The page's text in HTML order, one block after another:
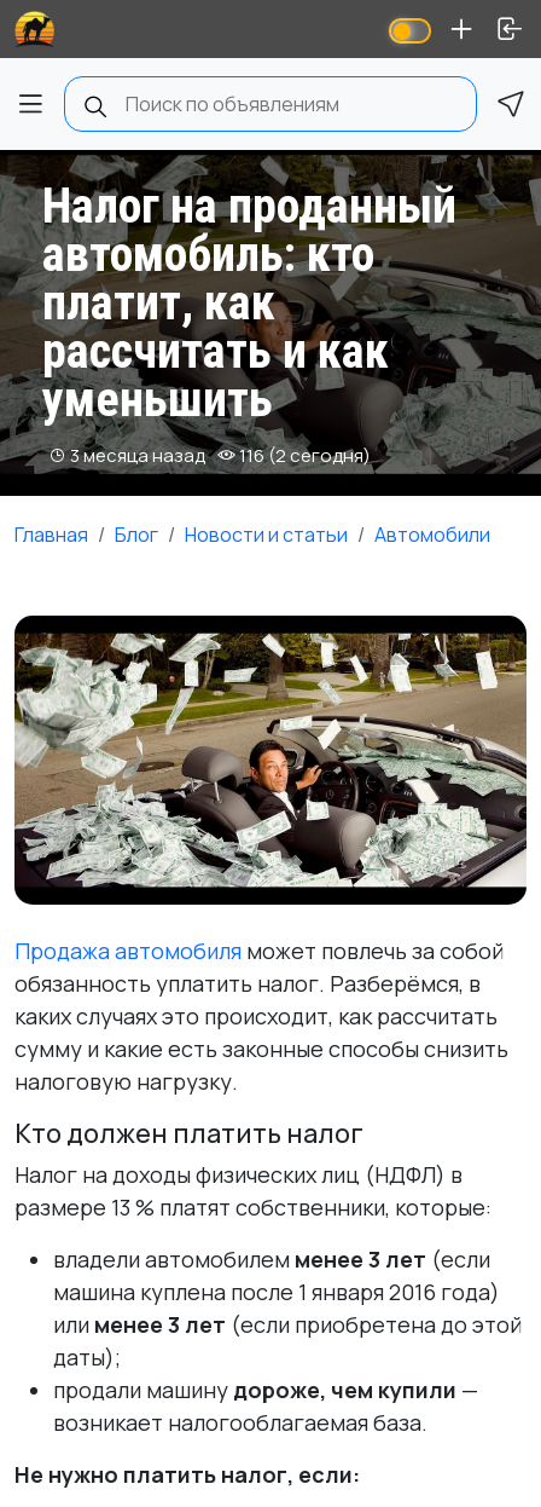
Налог на проданный
автомобиль: кто
платит, как
рассчитать и как
уменьшить
3 месяца назад 116 (2 сегодня)
Главная Блог Новости и статьи Автомобили
Продажа автомобиля может повлечь за собой
обязанность уплатить налог. Разберёмся, в
каких случаях это происходит, как рассчитать
сумму и какие есть законные способы снизить
налоговую нагрузку.
Кто должен платить налог
Налог на доходы физических лиц (НДФЛ) в
размере 13 % платят собственники, которые:
владели автомобилем менее 3 лет (если
машина куплена после 1 января 2016 года)
или менее 3 лет (если приобретена до этой
даты);
продали машину дороже, чем купили —
возникает налогооблагаемая база.
Не нужно платить налог, если: